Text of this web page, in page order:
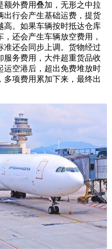
外费用叠加，无形之中拉
出行会产生基础运费，提货
高。如果车辆按时抵达仓库
还会产生车辆放空费用，
准还会同步上调。货物经过
服务费用，大件超重货品收
运空港后，超出免费堆放时
项费用累加下来，最终出